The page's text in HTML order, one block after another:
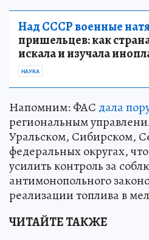
Над СССР военные
пришельцев: как
искала и изучала
НАУКА
Напомним: ФАС дала
региональным
Уральском, Сибирском,
федеральных округах,
усилить контроль за
антимонопольного
реализации топлива в
ЧИТАЙТЕ ТАКЖЕ